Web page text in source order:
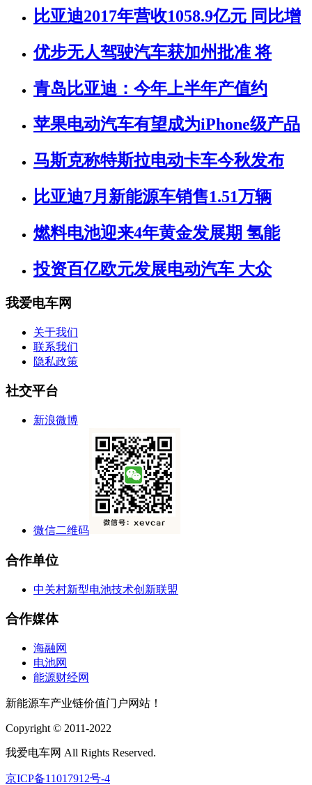
比亚迪2017年营收1058.9亿元 同比增
优步无人驾驶汽车获加州批准 将
青岛比亚迪：今年上半年产值约
苹果电动汽车有望成为iPhone级产品
马斯克称特斯拉电动卡车今秋发布
比亚迪7月新能源车销售1.51万辆
燃料电池迎来4年黄金发展期 氢能
投资百亿欧元发展电动汽车 大众
我爱电车网
关于我们
联系我们
隐私政策
社交平台
新浪微博
微信二维码
合作单位
中关村新型电池技术创新联盟
合作媒体
海融网
电池网
能源财经网
新能源车产业链价值门户网站！
Copyright © 2011-2022
我爱电车网 All Rights Reserved.
京ICP备11017912号-4